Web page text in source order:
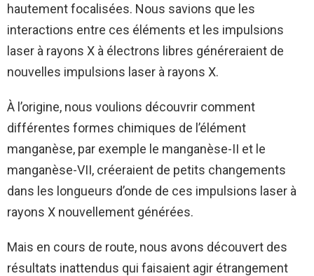
hautement focalisées. Nous savions que les
interactions entre ces éléments et les impulsions
laser à rayons X à électrons libres généreraient de
nouvelles impulsions laser à rayons X.
À l’origine, nous voulions découvrir comment
différentes formes chimiques de l’élément
manganèse, par exemple le manganèse-II et le
manganèse-VII, créeraient de petits changements
dans les longueurs d’onde de ces impulsions laser à
rayons X nouvellement générées.
Mais en cours de route, nous avons découvert des
résultats inattendus qui faisaient agir étrangement